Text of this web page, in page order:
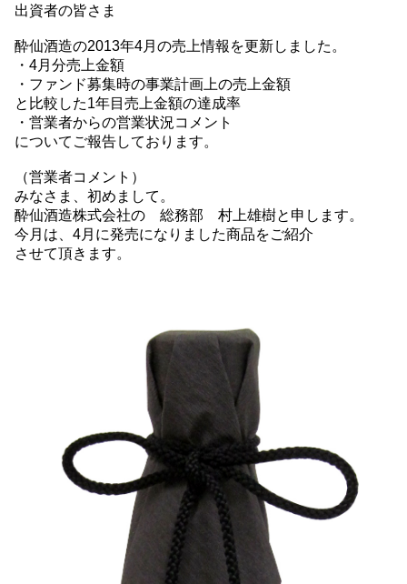
出資者の皆さま
酔仙酒造の2013年4月の売上情報を更新しました。
・4月分売上金額
・ファンド募集時の事業計画上の売上金額
と比較した1年目売上金額の達成率
・営業者からの営業状況コメント
についてご報告しております。
（営業者コメント）
みなさま、初めまして。
酔仙酒造株式会社の 総務部 村上雄樹と申します。
今月は、4月に発売になりました商品をご紹介
させて頂きます。